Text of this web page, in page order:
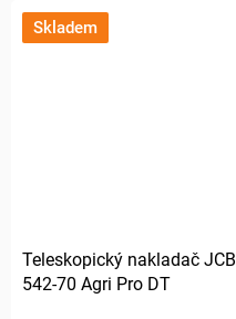
Skladem
Teleskopický nakladač JCB
542-70 Agri Pro DT